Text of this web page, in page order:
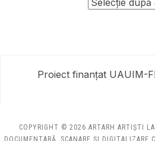
Proiect finanțat UAUIM-
COPYRIGHT © 2026 ARTARH ARTIȘTI LA